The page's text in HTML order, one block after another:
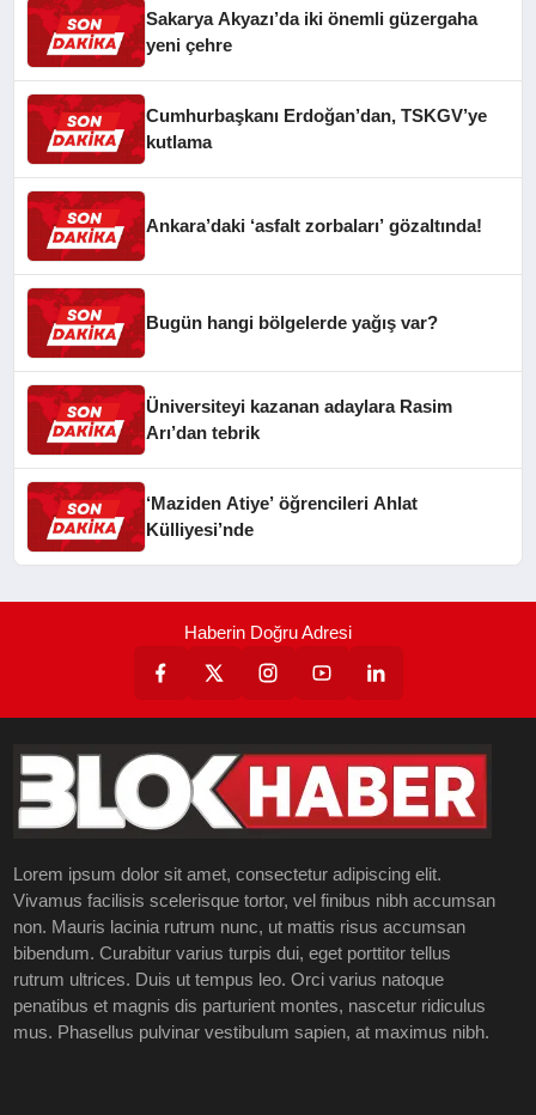
Sakarya Akyazı’da iki önemli güzergaha
yeni çehre
Cumhurbaşkanı Erdoğan’dan, TSKGV’ye
kutlama
Ankara’daki ‘asfalt zorbaları’ gözaltında!
Bugün hangi bölgelerde yağış var?
Üniversiteyi kazanan adaylara Rasim
Arı’dan tebrik
‘Maziden Atiye’ öğrencileri Ahlat
Külliyesi’nde
Haberin Doğru Adresi
Lorem ipsum dolor sit amet, consectetur adipiscing elit.
Vivamus facilisis scelerisque tortor, vel finibus nibh accumsan
non. Mauris lacinia rutrum nunc, ut mattis risus accumsan
bibendum. Curabitur varius turpis dui, eget porttitor tellus
rutrum ultrices. Duis ut tempus leo. Orci varius natoque
penatibus et magnis dis parturient montes, nascetur ridiculus
mus. Phasellus pulvinar vestibulum sapien, at maximus nibh.